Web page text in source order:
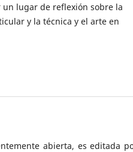
lugar de reflexión sobre la
y la técnica y el arte en
abierta, es editada